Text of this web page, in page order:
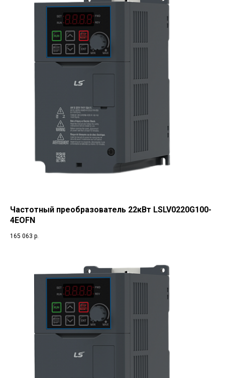
Частотный преобразователь 22кВт LSLV0220G100-
4EOFN
165 063 р.